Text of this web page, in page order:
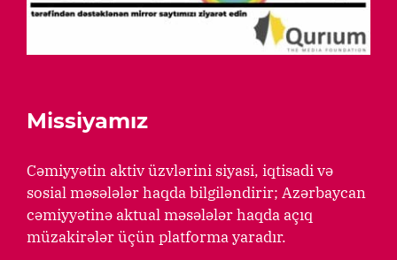
Missiyamız
Cəmiyyətin aktiv üzvlərini siyasi, iqtisadi və
sosial məsələlər haqda bilgiləndirir; Azərbaycan
cəmiyyətinə aktual məsələlər haqda açıq
müzakirələr üçün platforma yaradır.